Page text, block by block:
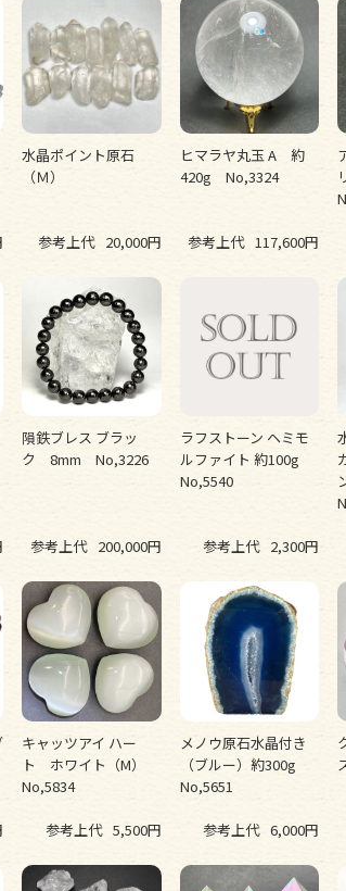
水晶ポイント原石
（Ｍ）
参考上代 20,000円
ヒマラヤ丸玉 A 約
420g No,3324
参考上代 117,600円
隕鉄ブレス ブラッ
ク 8mm No,3226
参考上代 200,000円
ラフストーン ヘミモ
ルファイト 約100g
No,5540
参考上代 2,300円
キャッツアイ ハー
ト ホワイト（M）
No,5834
参考上代 5,500円
メノウ原石水晶付き
（ブルー）約300g
No,5651
参考上代 6,000円